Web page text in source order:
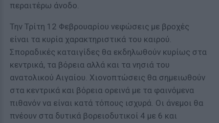
περαιτέρω άνοδο.
Την Τρίτη 12 Φεβρουαρίου νεφώσεις με βροχές
είναι τα κυρία χαρακτηριστικά του καιρού.
Σποραδικές καταιγίδες θα εκδηλωθούν κυρίως στα
κεντρικά, τα βόρεια αλλά και τα νησιά του
ανατολικού Αιγαίου. Χιονοπτώσεις θα σημειωθούν
στα κεντρικά και βόρεια ορεινά με τα φαινόμενα
πιθανόν να είναι κατά τόπους ισχυρά. Οι άνεμοι θα
πνέουν στα δυτικά βορειοδυτικοί 4 με 6 και